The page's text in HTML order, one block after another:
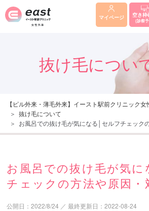
マイページ 空き枠
(診察
抜け毛につい
【ピル外来・薄毛外来】イースト駅前クリニック女
抜け毛について
お風呂での抜け毛が気になる│セルフチェック
お風呂での抜け毛が気
チェックの方法や原因・
公開日：2022/8/24 ／最終更新日：2022-08-24